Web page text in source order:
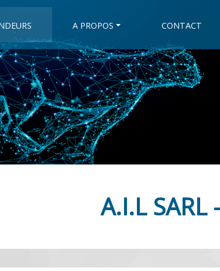
A PROPOS CONTACT
A.I.L SARL